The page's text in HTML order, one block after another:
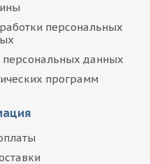
персональных
персональных данных
программ